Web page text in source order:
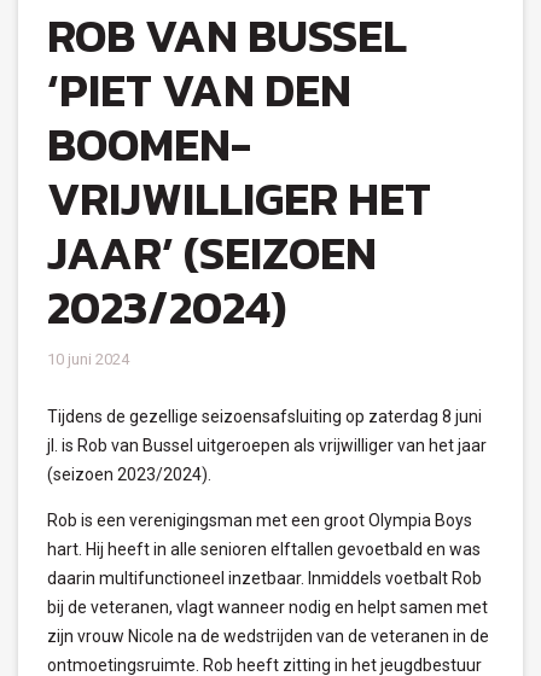
ROB VAN BUSSEL
‘PIET VAN DEN
BOOMEN-
VRIJWILLIGER HET
JAAR’ (SEIZOEN
2023/2024)
10 juni 2024
Tijdens de gezellige seizoensafsluiting op zaterdag 8 juni
jl. is Rob van Bussel uitgeroepen als vrijwilliger van het jaar
(seizoen 2023/2024).
Rob is een verenigingsman met een groot Olympia Boys
hart. Hij heeft in alle senioren elftallen gevoetbald en was
daarin multifunctioneel inzetbaar. Inmiddels voetbalt Rob
bij de veteranen, vlagt wanneer nodig en helpt samen met
zijn vrouw Nicole na de wedstrijden van de veteranen in de
ontmoetingsruimte. Rob heeft zitting in het jeugdbestuur